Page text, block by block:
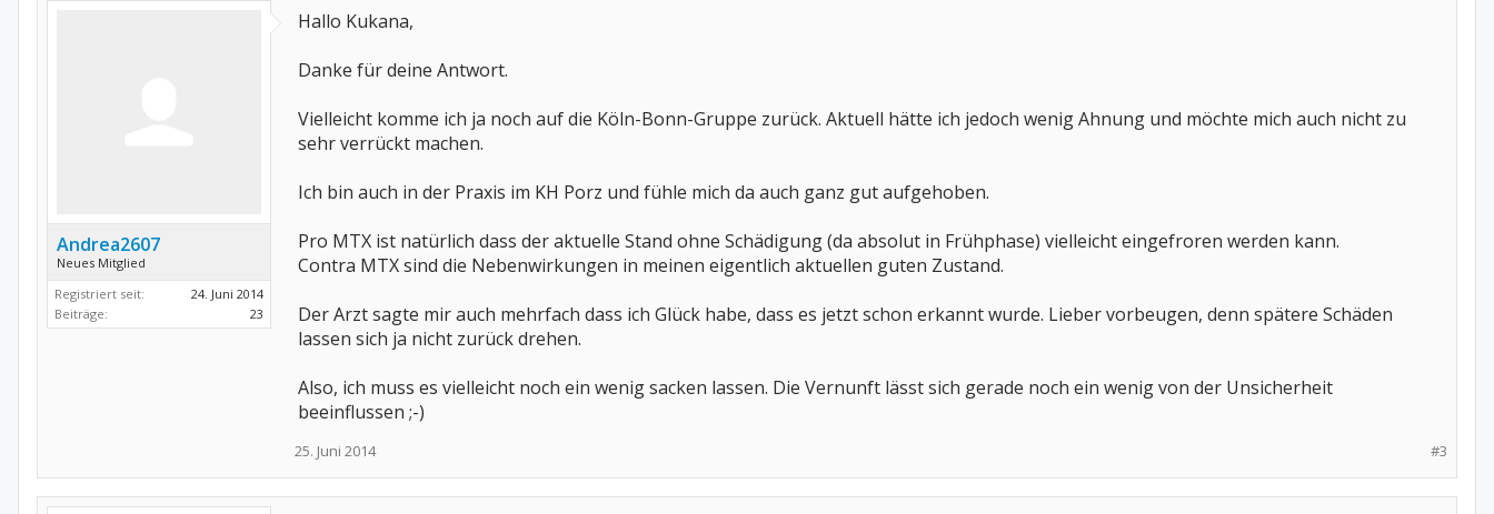
Andrea2607
Neues Mitglied
Registriert seit:
24. Juni 2014
Beiträge:
23
Hallo Kukana,
Danke für deine Antwort.
Vielleicht komme ich ja noch auf die Köln-Bonn-Gruppe zurück. Aktuell hätte ich jedoch wenig Ahnung und möchte mich auch nicht zu
sehr verrückt machen.
Ich bin auch in der Praxis im KH Porz und fühle mich da auch ganz gut aufgehoben.
Pro MTX ist natürlich dass der aktuelle Stand ohne Schädigung (da absolut in Frühphase) vielleicht eingefroren werden kann.
Contra MTX sind die Nebenwirkungen in meinen eigentlich aktuellen guten Zustand.
Der Arzt sagte mir auch mehrfach dass ich Glück habe, dass es jetzt schon erkannt wurde. Lieber vorbeugen, denn spätere Schäden
lassen sich ja nicht zurück drehen.
Also, ich muss es vielleicht noch ein wenig sacken lassen. Die Vernunft lässt sich gerade noch ein wenig von der Unsicherheit
beeinflussen ;-)
#3
25. Juni 2014